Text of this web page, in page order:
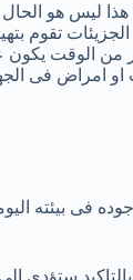
ليس هو
تقوم
من الوقت
امراض فى
فى بيئته